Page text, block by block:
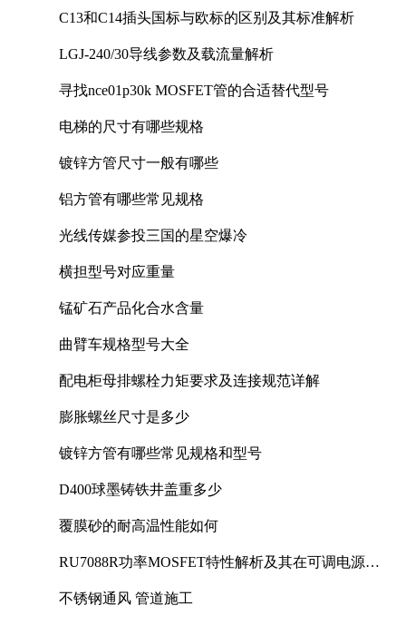
C13和C14插头国标与欧标的区别及其标准解析
LGJ-240/30导线参数及载流量解析
寻找nce01p30k MOSFET管的合适替代型号
电梯的尺寸有哪些规格
镀锌方管尺寸一般有哪些
铝方管有哪些常见规格
光线传媒参投三国的星空爆冷
横担型号对应重量
锰矿石产品化合水含量
曲臂车规格型号大全
配电柜母排螺栓力矩要求及连接规范详解
膨胀螺丝尺寸是多少
镀锌方管有哪些常见规格和型号
D400球墨铸铁井盖重多少
覆膜砂的耐高温性能如何
RU7088R功率MOSFET特性解析及其在可调电源设
不锈钢通风 管道施工